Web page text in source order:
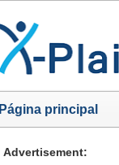
Página principal
Advertisement: